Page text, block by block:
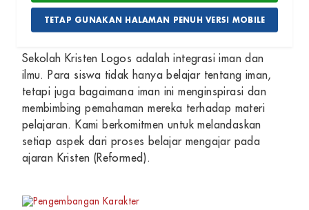
TETAP GUNAKAN HALAMAN PENUH VERSI MOBILE
bagaimana nilai-nilai seperti kasih, kerendahan hati,
dan kebaikan dapat diterapkan dalam kehidupan
Sekolah Kristen Logos adalah integrasi iman dan
ilmu. Para siswa tidak hanya belajar tentang iman,
tetapi juga bagaimana iman ini menginspirasi dan
membimbing pemahaman mereka terhadap materi
pelajaran. Kami berkomitmen untuk melandaskan
setiap aspek dari proses belajar mengajar pada
ajaran Kristen (Reformed).